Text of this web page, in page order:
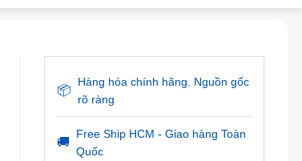
📦
Hàng hóa chính hãng. Nguồn gốc
rõ ràng
🚚
Free Ship HCM - Giao hàng Toàn
Quốc